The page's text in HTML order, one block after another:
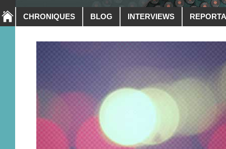
CHRONIQUES BLOG INTERVIEWS